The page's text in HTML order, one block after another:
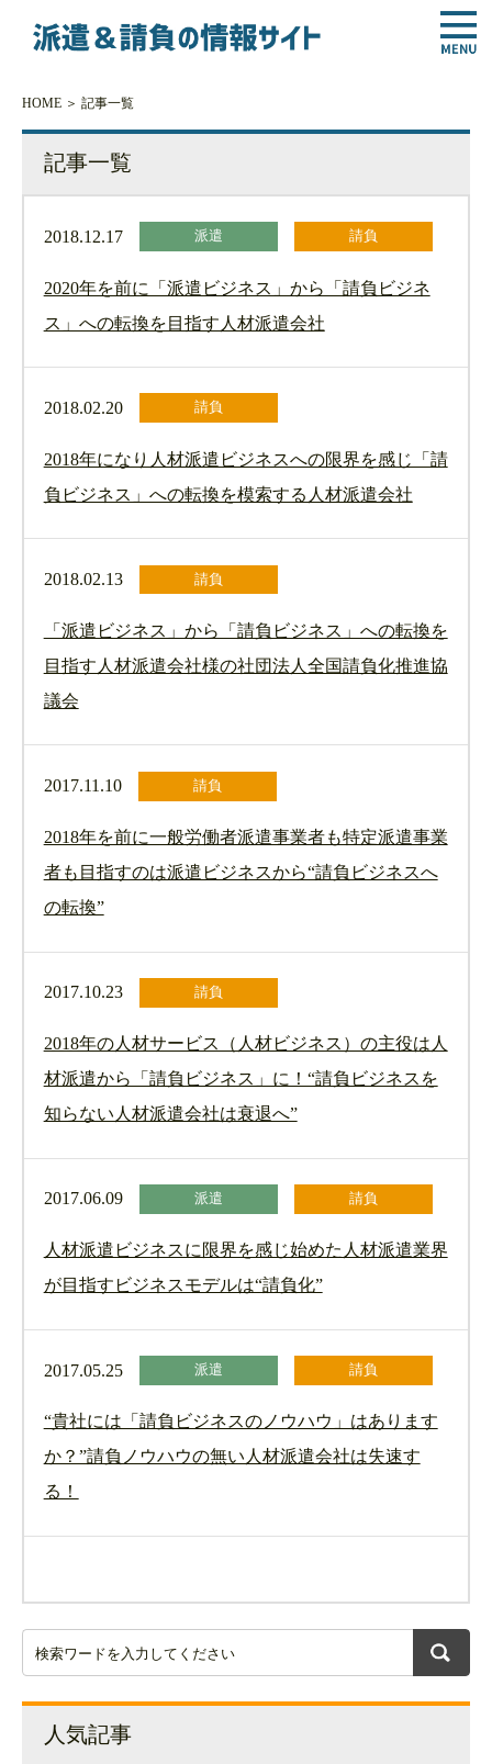
HOME＞ 記事一覧
記事一覧
2018.12.17 派遣 請負
2020年を前に「派遣ビジネス」から「請負ビジネ
ス」への転換を目指す人材派遣会社
2018.02.20 請負
2018年になり人材派遣ビジネスへの限界を感じ「請
負ビジネス」への転換を模索する人材派遣会社
2018.02.13 請負
「派遣ビジネス」から「請負ビジネス」への転換を
目指す人材派遣会社様の社団法人全国請負化推進協
議会
2017.11.10 請負
2018年を前に一般労働者派遣事業者も特定派遣事業
者も目指すのは派遣ビジネスから“請負ビジネスへ
の転換”
2017.10.23 請負
2018年の人材サービス（人材ビジネス）の主役は人
材派遣から「請負ビジネス」に！“請負ビジネスを
知らない人材派遣会社は衰退へ”
2017.06.09 派遣 請負
人材派遣ビジネスに限界を感じ始めた人材派遣業界
が目指すビジネスモデルは“請負化”
2017.05.25 派遣 請負
“貴社には「請負ビジネスのノウハウ」はあります
か？”請負ノウハウの無い人材派遣会社は失速す
る！
人気記事